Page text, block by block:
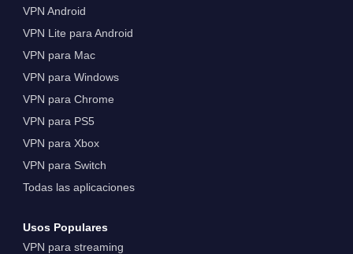
VPN Android
VPN Lite para Android
VPN para Mac
VPN para Windows
VPN para Chrome
VPN para PS5
VPN para Xbox
VPN para Switch
Todas las aplicaciones
Usos Populares
VPN para streaming